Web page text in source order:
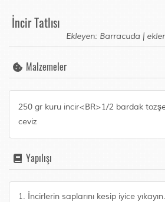
İncir Tatlısı
Ekleyen: Barracuda |
Malzemeler
250 gr kuru incir<BR>1/2 bardak
ceviz
Yapılışı
1. İncirlerin saplarını kesip iyice